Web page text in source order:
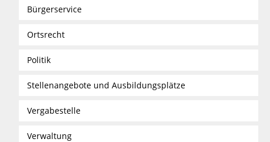
Bürgerservice
Ortsrecht
Politik
Stellenangebote und Ausbildungsplätze
Vergabestelle
Verwaltung